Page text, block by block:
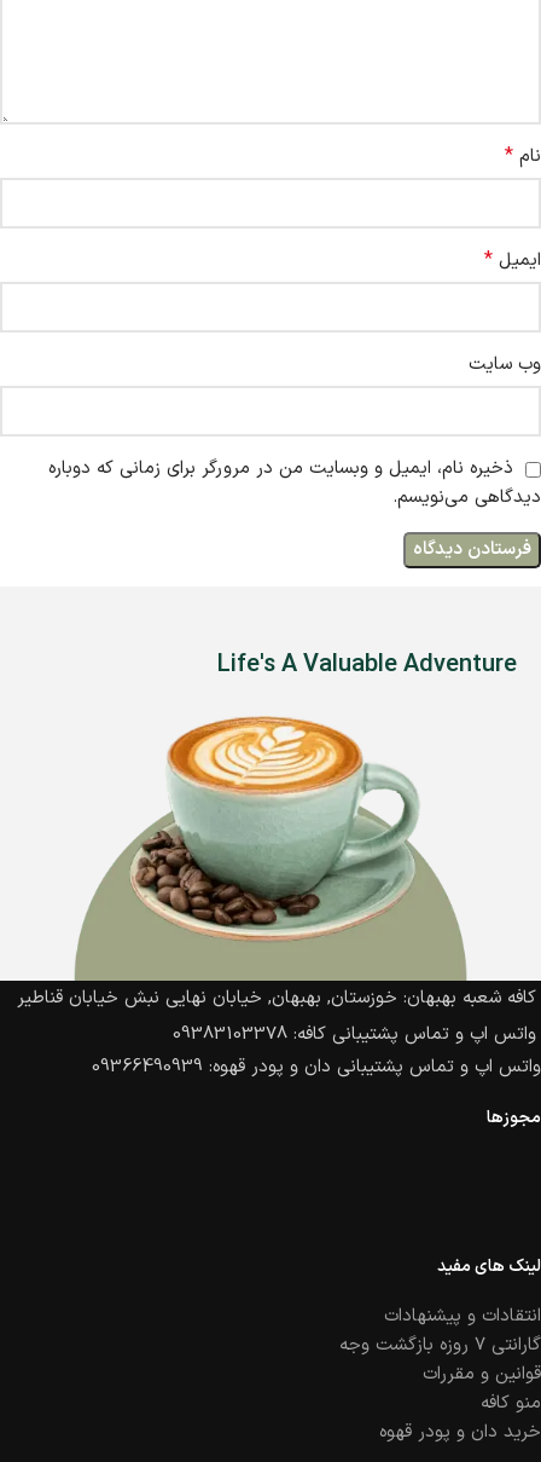
نام *
ایمیل *
وب‌ سایت
ذخیره نام، ایمیل و وبسایت من در مرورگر برای زمانی که دوباره
دیدگاهی می‌نویسم.
Life's A Valuable Adventure
کافه شعبه بهبهان: خوزستان, بهبهان, خیابان نهایی نبش خیابان قناطیر
واتس اپ و تماس پشتیبانی کافه: 09383103378
واتس اپ و تماس پشتیبانی دان و پودر قهوه: 09366490939
مجوزها
لینک های مفید
انتقادات و پیشنهادات
گارانتی ۷ روزه بازگشت وجه
قوانین و مقررات
منو کافه
خرید دان و پودر قهوه